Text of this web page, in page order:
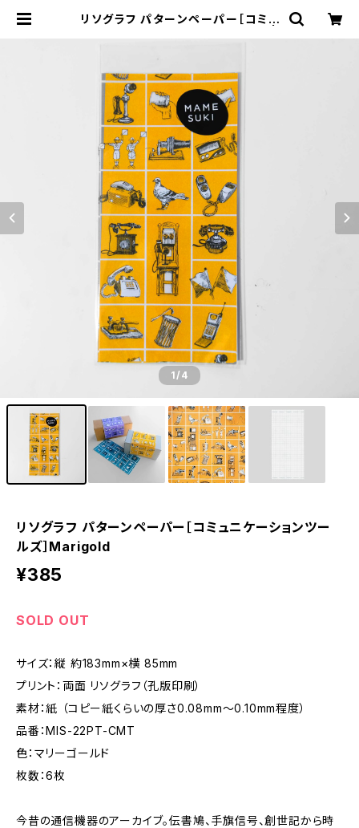
リソグラフ パターンペーパー［コミュ
1/4
リソグラフ パターンペーパー［コミュニケーションツー
ルズ］Marigold
¥385
SOLD OUT
サイズ：縦 約183mm×横 85mm
プリント：両面 リソグラフ（孔版印刷）
素材：紙 （コピー紙くらいの厚さ0.08mm～0.10mm程度）
品番：MIS-22PT-CMT
色：マリーゴールド
枚数：6枚
今昔の通信機器のアーカイブ。伝書鳩、手旗信号、創世記から時